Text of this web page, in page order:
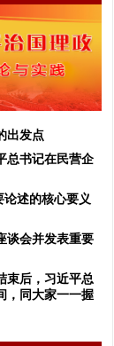
出发点
总书记在民营企
论述的核心要义
谈会并发表重要
束后，习近平总
，同大家一一握